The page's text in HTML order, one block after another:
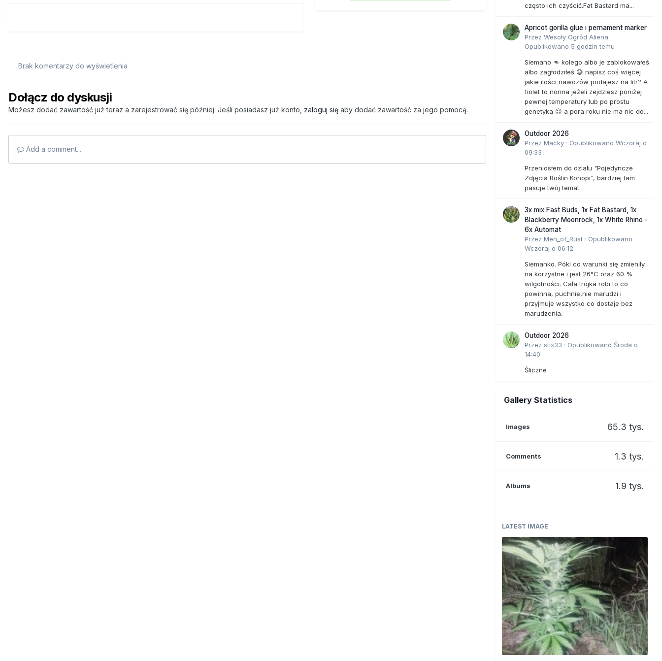
Brak komentarzy do wyświetlenia
Dołącz do dyskusji
Możesz dodać zawartość już teraz a zarejestrować się później. Jeśli posiadasz już konto, zaloguj się aby dodać zawartość za jego pomocą.
Add a comment...
często ich czyścić.Fat Bastard ma...
Apricot gorilla glue i pernament marker
Przez Wesoły Ogród Aliena ·
Opublikowano 5 godzin temu
Siemano 👊 kolego albo je zablokowałeś
albo zagłodziłeś 😅 napisz coś więcej
jakie ilości nawozów podajesz na litr? A
fiolet to norma jeżeli zejdziesz poniżej
pewnej temperatury lub po prostu
genetyka 😉 a pora roku nie ma nic do...
Outdoor 2026
Przez Macky · Opublikowano Wczoraj o
09:33
Przeniosłem do działu "Pojedyncze
Zdjęcia Roślin Konopi", bardziej tam
pasuje twój temat.
3x mix Fast Buds, 1x Fat Bastard, 1x
Blackberry Moonrock, 1x White Rhino -
6x Automat
Przez Men_of_Rust · Opublikowano
Wczoraj o 06:12
Siemanko. Póki co warunki się zmieniły
na korzystne i jest 26°C oraz 60 %
wilgotności. Cała trójka robi to co
powinna, puchnie,nie marudzi i
przyjmuje wszystko co dostaje bez
marudzenia.
Outdoor 2026
Przez stix33 · Opublikowano Środa o
14:40
Śliczne
Gallery Statistics
Images 65.3 tys.
Comments 1.3 tys.
Albums 1.9 tys.
LATEST IMAGE